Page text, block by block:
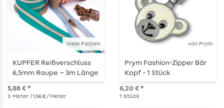
Viele Farben
KUPFER Reißverschluss
6,5mm Raupe – 3m Länge
– metallisiert
5,88 € *
3 Meter | 1,96 € / Meter
von Prym
Prym Fashion-Zipper Bär
Kopf - 1 Stück
6,20 € *
1 Stück